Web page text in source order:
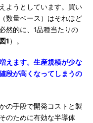
ようとしています。買い
数量ベース）はそれほど
然的に、1品種当たりの
図1 ）。
えます。生産規模が少な
段が高くなってしまうの
の手段で開発コストと製
のために有効な半導体